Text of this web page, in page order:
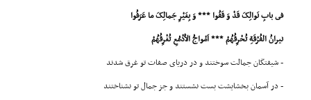
فى بابِ نَوالِکَ قَدْ وَ قَفُوا *** وَ بِغَیْرِ جَمالِکَ ما عَرَفُوا
نیرانُ الفُرْقَةِ تُحْرِقُهُمْ *** اَمْواجُ الاَْدْمُعِ تُغْرِقُهُمْ
- شیفتگان جمالت سوختند و در دریاى صفات تو غرق شدند
- در آسمان بخشایشت بست نشستند و جز جمال تو نشناختند